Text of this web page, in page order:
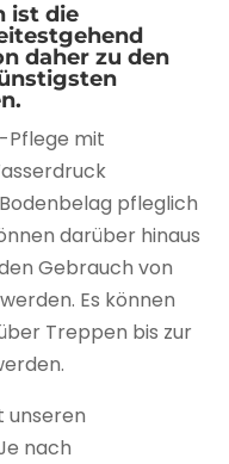
ist die
daher zu den
Pflege mit
pfleglich
darüber hinaus
Gebrauch von
Es können
Treppen bis zur
unseren
nach